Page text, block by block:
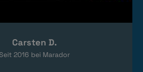
Carsten D.
Seit 2016 bei Marador